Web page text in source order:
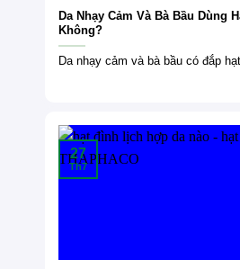
Da Nhạy Cảm Và Bà Bầu Dùng
Không?
Da nhạy cảm và bà bầu có đắp
27
Th7